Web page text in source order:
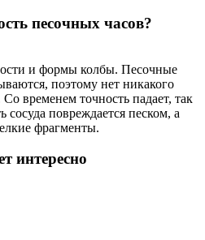
песочных часов?
и формы колбы. Песочные
поэтому нет никакого
временем точность падает, так
сосуда повреждается песком, а
фрагменты.
интересно